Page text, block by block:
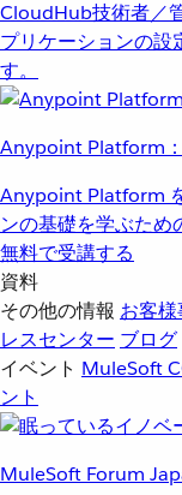
CloudHub技術者／
プリケーションの設
す。
Anypoint Platform
Anypoint Platform
ンの基礎を学ぶため
無料で受講する
資料
その他の情報 お客様
レスセンター ブログ
イベント MuleSoft
ント
MuleSoft Forum